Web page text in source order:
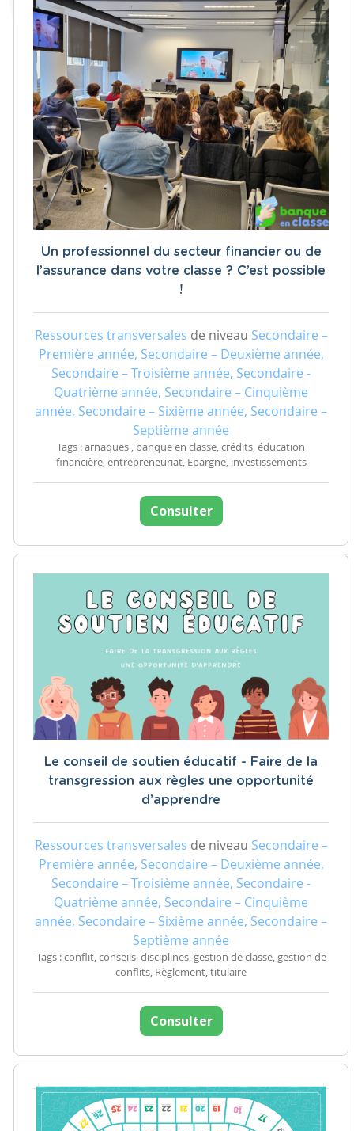
Un professionnel du secteur financier ou de
l’assurance dans votre classe ? C’est possible
!
Ressources transversales de niveau Secondaire –
Première année, Secondaire – Deuxième année,
Secondaire – Troisième année, Secondaire -
Quatrième année, Secondaire – Cinquième
année, Secondaire – Sixième année, Secondaire –
Septième année
Tags : arnaques , banque en classe, crédits, éducation
financière, entrepreneuriat, Epargne, investissements
Consulter
Le conseil de soutien éducatif - Faire de la
transgression aux règles une opportunité
d’apprendre
Ressources transversales de niveau Secondaire –
Première année, Secondaire – Deuxième année,
Secondaire – Troisième année, Secondaire -
Quatrième année, Secondaire – Cinquième
année, Secondaire – Sixième année, Secondaire –
Septième année
Tags : conflit, conseils, disciplines, gestion de classe, gestion de
conflits, Règlement, titulaire
Consulter